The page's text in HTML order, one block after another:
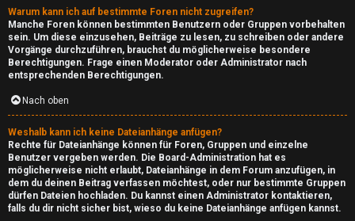
Warum kann ich auf bestimmte Foren nicht zugreifen?
Manche Foren können bestimmten Benutzern oder Gruppen vorbehalten
sein. Um diese einzusehen, Beiträge zu lesen, zu schreiben oder andere
Vorgänge durchzuführen, brauchst du möglicherweise besondere
Berechtigungen. Frage einen Moderator oder Administrator nach
entsprechenden Berechtigungen.
Nach oben
Weshalb kann ich keine Dateianhänge anfügen?
Rechte für Dateianhänge können für Foren, Gruppen und einzelne
Benutzer vergeben werden. Die Board-Administration hat es
möglicherweise nicht erlaubt, Dateianhänge in dem Forum anzufügen, in
dem du deinen Beitrag verfassen möchtest, oder nur bestimmte Gruppen
dürfen Dateien hochladen. Du kannst einen Administrator kontaktieren,
falls du dir nicht sicher bist, wieso du keine Dateianhänge anfügen kannst.
i
n
e
c
r
a
f
t